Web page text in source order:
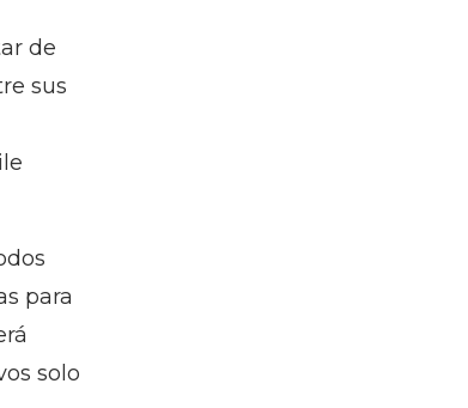
de
sus
para
solo